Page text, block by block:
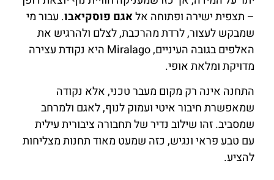
– תצפית ישירה ופתוחה אלאגם פוסקיאבו. עבור מי
שמבקש לעצור, לרדת מהרכבת, לצלם ולהרגיש את
האלפים בגובה העיניים, Miralago היא נקודת עצירה
מדויקת ומלאת אופי.
התחנה אינה רק מקום מעבר טכני, אלא נקודה
שמאפשרת חיבור איטי ועמוק לנוף, לאגם ולמרחב
שמסביב. זהו שילוב נדיר של תחבורה ציבורית עילית
עם טבע פראי ונגיש, כזה שמעט מאוד תחנות מצליחות
להציע.